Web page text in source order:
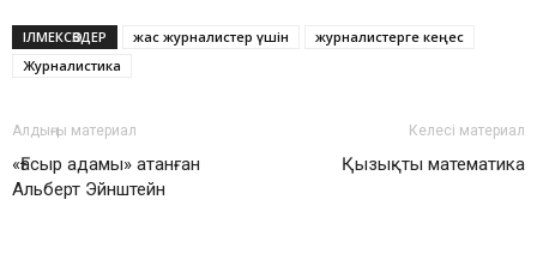
ІЛМЕКСӨЗДЕР жас журналистер үшін
журналистерге кеңес
Журналистика
Алдыңғы материал
«Ғасыр адамы» атанған
Альберт Эйнштейн
Келесі материал
Қызықты математика